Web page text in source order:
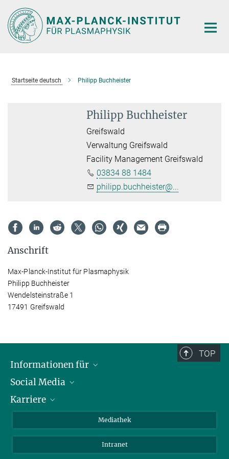
Hauptinhalt
Startseite deutsch Philipp Buchheister
Philipp Buchheister
Greifswald
Verwaltung Greifswald
Facility Management Greifswald
03834 88 1484
philipp.buchheister@...
Anschrift
Max-Planck-Institut für Plasmaphysik
Philipp Buchheister
Wendelsteinstraße 1
17491 Greifswald
TOP
Informationen für
Journalisten
Schule
Social Media
LinkedIn
Karriere
Mediathek
Intranet